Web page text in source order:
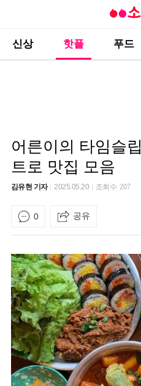
신상 핫플 푸드
어른이의 타임슬
트로 맛집 모음
김유현 기자 2025.05.20 조회수207
0 공유